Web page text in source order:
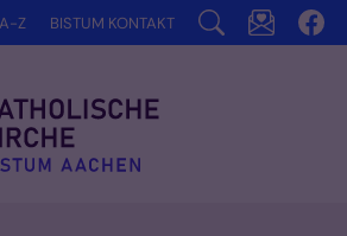
Z BISTUM KONTAKT